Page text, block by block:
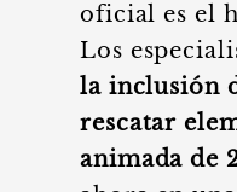
oficial es el
Los
la inclusión
rescatar
animada de